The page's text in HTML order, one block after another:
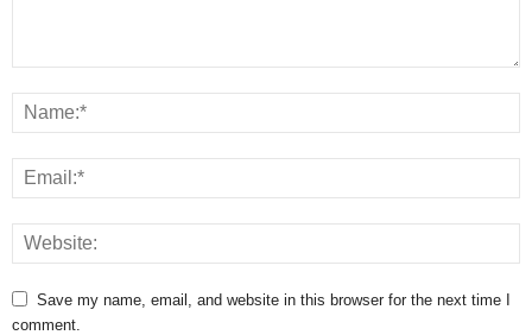
Save my name, email, and website in this browser for the next time I
comment.